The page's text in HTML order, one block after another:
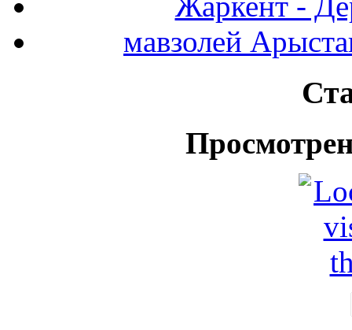
мавзолей